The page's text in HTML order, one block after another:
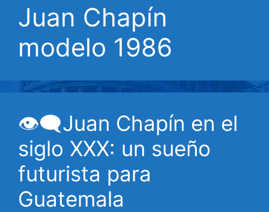
Juan Chapín
modelo 1986
👁‍🗨Juan Chapín en el
siglo XXX: un sueño
futurista para
Guatemala